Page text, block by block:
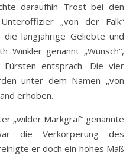
daraufhin Trost bei den
„von der Falk“
langjährige Geliebte und
Winkler genannt „Wünsch“,
entsprach. Die vier
unter dem Namen „von
erhoben.
„wilder Markgraf“ genannte
die Verkörperung des
er doch ein hohes Maß